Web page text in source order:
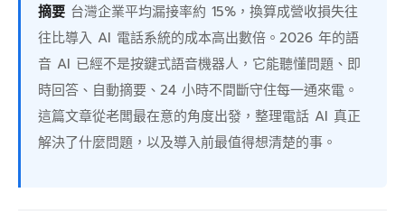
摘要 台灣企業平均漏接率約 15%，換算成營收損失往
往比導入 AI 電話系統的成本高出數倍。2026 年的語
音 AI 已經不是按鍵式語音機器人，它能聽懂問題、即
時回答、自動摘要、24 小時不間斷守住每一通來電。
這篇文章從老闆最在意的角度出發，整理電話 AI 真正
解決了什麼問題，以及導入前最值得想清楚的事。